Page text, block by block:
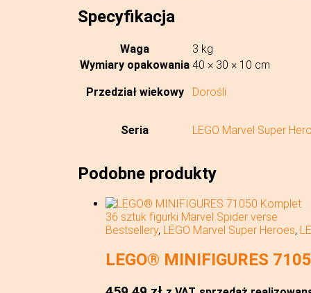
Specyfikacja
Waga
3 kg
Wymiary opakowania 40 × 30 × 10 cm
Przedział wiekowy Dorośli
Seria LEGO Marvel Super
Podobne produkty
Bestsellery, LEGO Marvel Super Heroes,
LEGO® MINIFIGURES